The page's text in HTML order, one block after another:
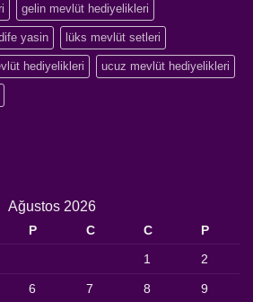
gelin mevlüt hediyelikleri
yasin lüks mevlüt setleri
hediyelikleri ucuz mevlüt hediyelikleri
Ağustos 2026
P C C
P
1
2
6 7 8 9